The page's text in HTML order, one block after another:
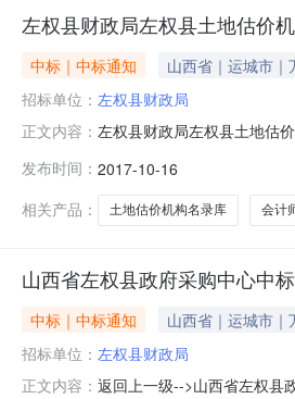
左权县财政局左权县土地估价
中标｜中标通知
山西省｜运城市｜
招标单位： 左权县财政局
正文内容： 左权县财政局左权县土地估
采购机构的名称、地址及联
035
发布时间： 2017-10-16
相关产品：
土地估价机构名录库 会计
山西省左权县政府采购中心中
中标｜中标通知
山西省｜运城市｜
招标单位： 左权县财政局
正文内容： 返回上一级-->山西省左权县